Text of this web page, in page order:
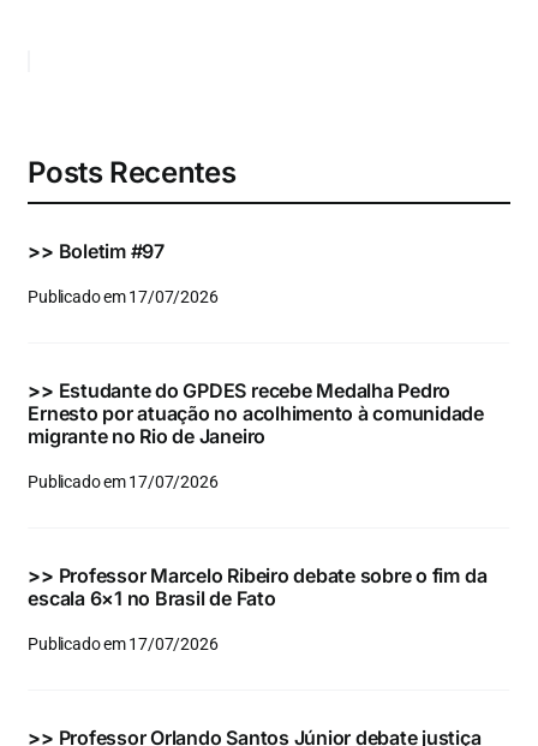
Eventos e Certificados
para:
Posts Recentes
>> Boletim #97
Publicado em 17/07/2026
>> Estudante do GPDES recebe Medalha Pedro
Ernesto por atuação no acolhimento à comunidade
migrante no Rio de Janeiro
Publicado em 17/07/2026
>> Professor Marcelo Ribeiro debate sobre o fim da
escala 6×1 no Brasil de Fato
Publicado em 17/07/2026
>> Professor Orlando Santos Júnior debate justiça